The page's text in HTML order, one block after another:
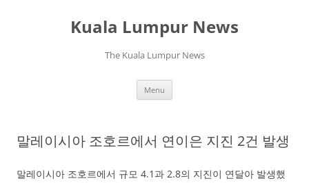
Kuala Lumpur News
The Kuala Lumpur News
Menu
말레이시아 조호르에서 연이은 지진 2건 발생
말레이시아 조호르에서 규모 4.1과 2.8의 지진이 연달아 발생했